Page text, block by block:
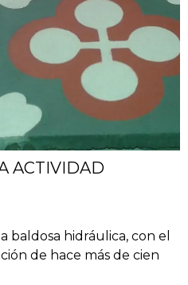
ACTIVIDAD
baldosa hidráulica, con el
de hace más de cien